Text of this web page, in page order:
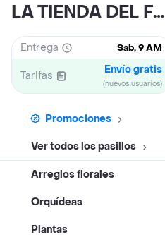
LA TIENDA DEL FLORISTA L-81659
Entrega Sab, 9 AM
Tarifas Envío gratis
(nuevos usuarios)
Promociones
Ver todos los pasillos
Arreglos florales
Orquídeas
Plantas